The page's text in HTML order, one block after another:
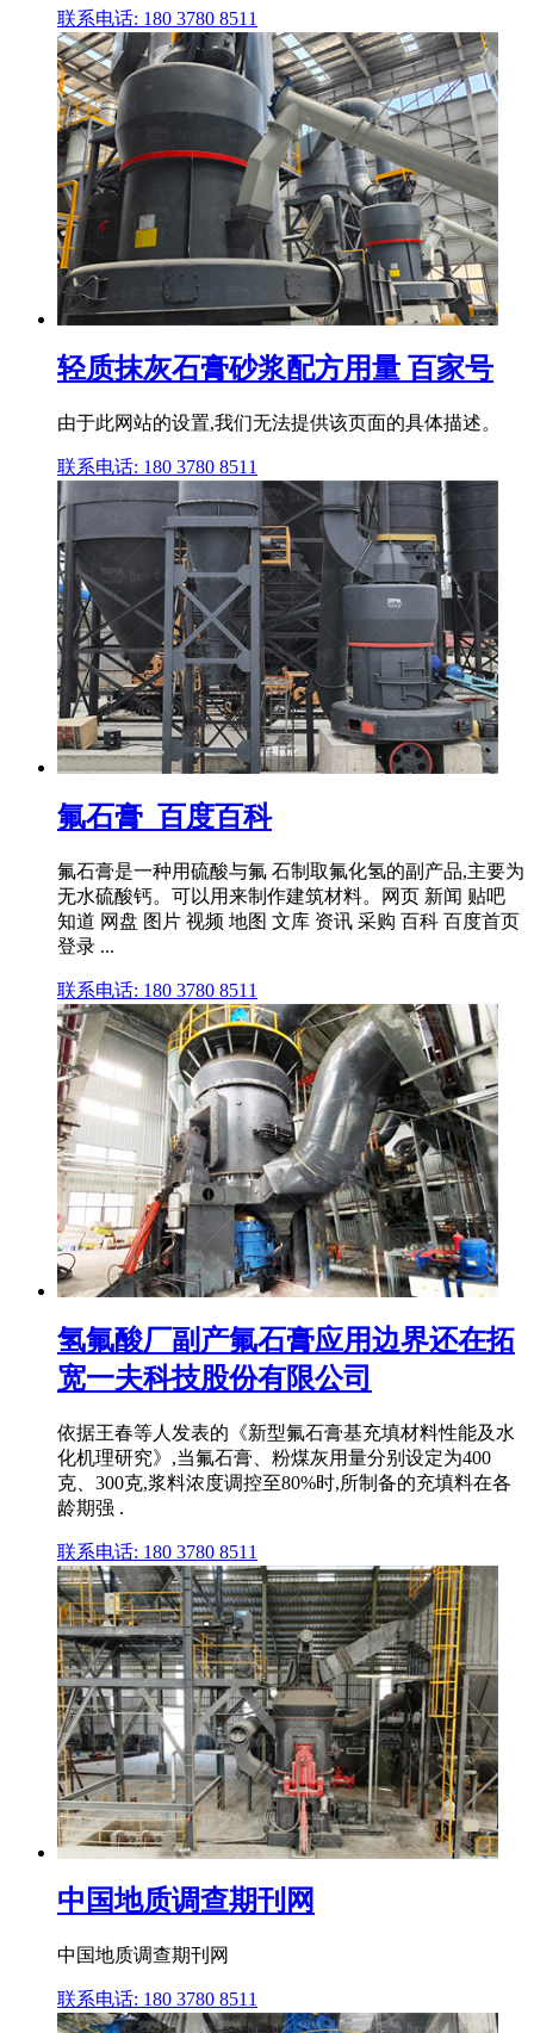
联系电话: 180 3780 8511
轻质抹灰石膏砂浆配方用量 百家号
由于此网站的设置,我们无法提供该页面的具体描述。
联系电话: 180 3780 8511
氟石膏_百度百科
氟石膏是一种用硫酸与氟 石制取氟化氢的副产品,主要为
无水硫酸钙。可以用来制作建筑材料。网页 新闻 贴吧
知道 网盘 图片 视频 地图 文库 资讯 采购 百科 百度首页
登录 ...
联系电话: 180 3780 8511
氢氟酸厂副产氟石膏应用边界还在拓
宽一夫科技股份有限公司
依据王春等人发表的《新型氟石膏基充填材料性能及水
化机理研究》,当氟石膏、粉煤灰用量分别设定为400
克、300克,浆料浓度调控至80%时,所制备的充填料在各
龄期强 .
联系电话: 180 3780 8511
中国地质调查期刊网
中国地质调查期刊网
联系电话: 180 3780 8511